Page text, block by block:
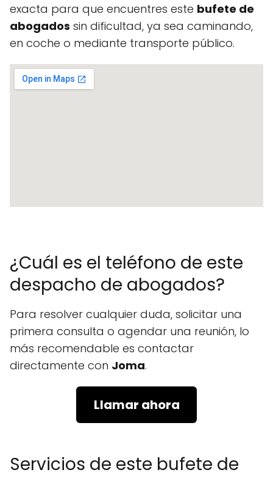
exacta para que encuentres este bufete de
abogados sin dificultad, ya sea caminando,
en coche o mediante transporte público.
¿Cuál es el teléfono de este
despacho de abogados?
Para resolver cualquier duda, solicitar una
primera consulta o agendar una reunión, lo
más recomendable es contactar
directamente con Joma.
Llamar ahora
Servicios de este bufete de